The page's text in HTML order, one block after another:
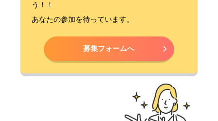
う！！
あなたの参加を待っています。
募集フォームへ